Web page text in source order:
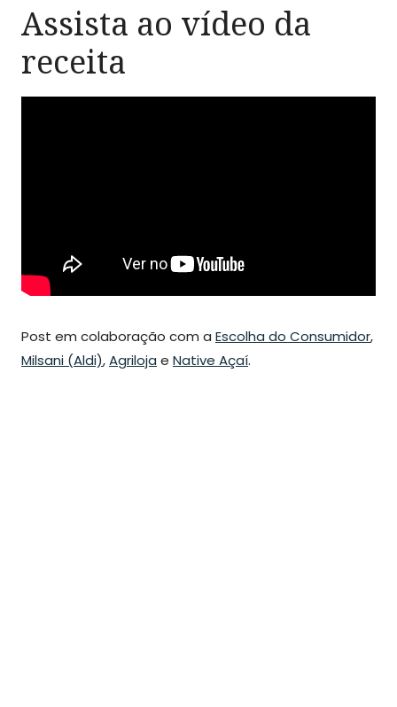
Assista ao vídeo da
receita
Post em colaboração com a Escolha do Consumidor,
Milsani (Aldi),Agriloja e Native Açaí.